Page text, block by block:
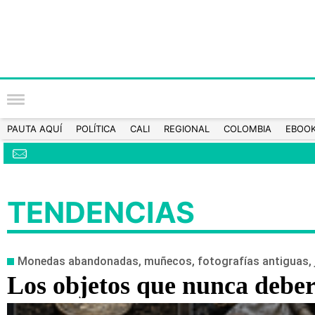
PAUTA AQUÍ POLÍTICA CALI REGIONAL COLOMBIA
TENDENCIAS
Monedas abandonadas, muñecos, fotografías
Los objetos que nunca